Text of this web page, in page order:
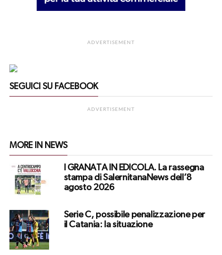
ADVERTISEMENT
SEGUICI SU FACEBOOK
ADVERTISEMENT
MORE IN NEWS
I GRANATA IN EDICOLA. La rassegna
stampa di SalernitanaNews dell’8
agosto 2026
Serie C, possibile penalizzazione per
il Catania: la situazione